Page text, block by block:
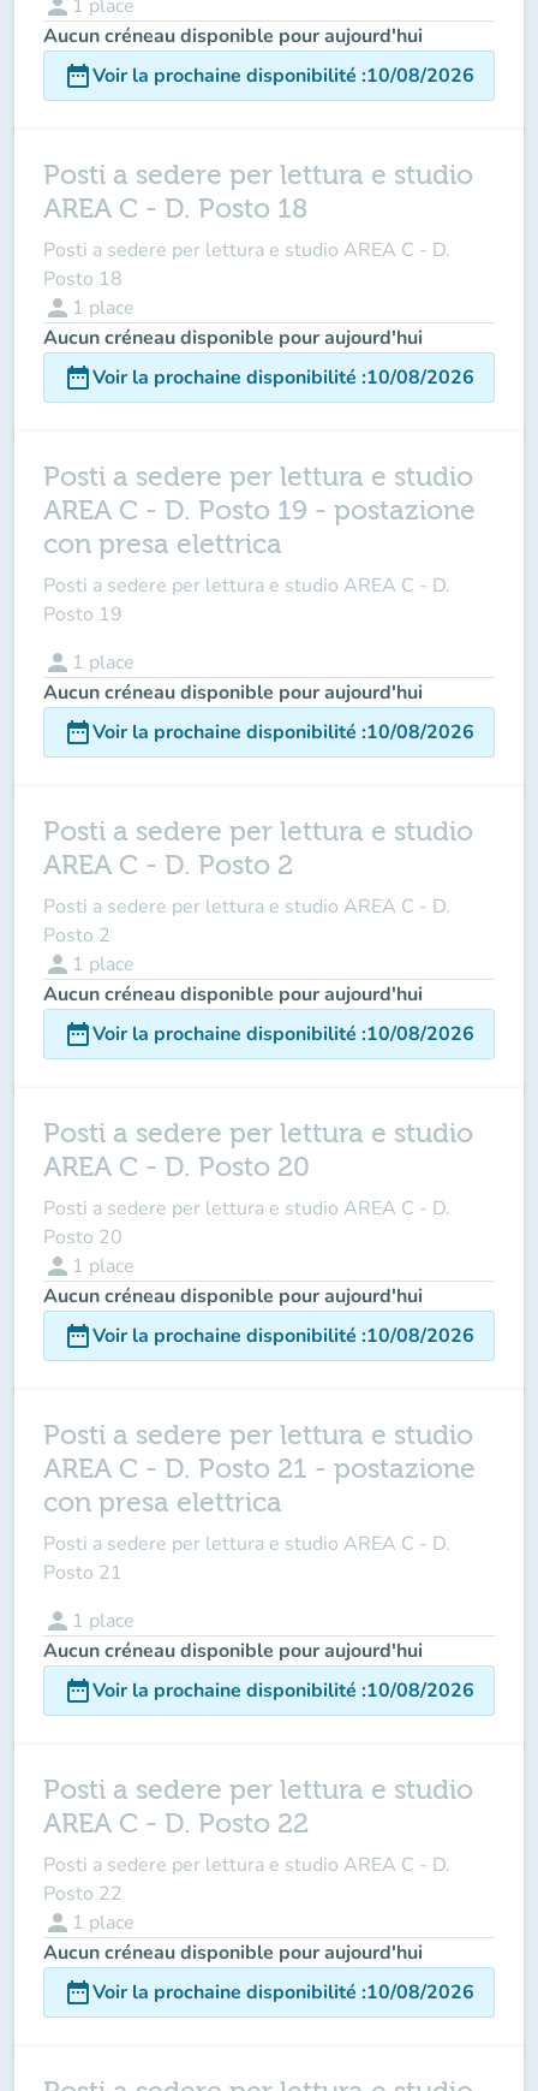
1 place
Aucun créneau disponible pour aujourd'hui
date_rangeVoir la prochaine disponibilité :10/08/2026
Posti a sedere per lettura e studio
AREA C - D. Posto 18
Posti a sedere per lettura e studio AREA C - D.
Posto 18
person 1 place
Aucun créneau disponible pour aujourd'hui
date_rangeVoir la prochaine disponibilité :10/08/2026
Posti a sedere per lettura e studio
AREA C - D. Posto 19 - postazione
con presa elettrica
Posti a sedere per lettura e studio AREA C - D.
Posto 19
person 1 place
Aucun créneau disponible pour aujourd'hui
date_rangeVoir la prochaine disponibilité :10/08/2026
Posti a sedere per lettura e studio
AREA C - D. Posto 2
Posti a sedere per lettura e studio AREA C - D.
Posto 2
person 1 place
Aucun créneau disponible pour aujourd'hui
date_rangeVoir la prochaine disponibilité :10/08/2026
Posti a sedere per lettura e studio
AREA C - D. Posto 20
Posti a sedere per lettura e studio AREA C - D.
Posto 20
person 1 place
Aucun créneau disponible pour aujourd'hui
date_rangeVoir la prochaine disponibilité :10/08/2026
Posti a sedere per lettura e studio
AREA C - D. Posto 21 - postazione
con presa elettrica
Posti a sedere per lettura e studio AREA C - D.
Posto 21
person 1 place
Aucun créneau disponible pour aujourd'hui
date_rangeVoir la prochaine disponibilité :10/08/2026
Posti a sedere per lettura e studio
AREA C - D. Posto 22
Posti a sedere per lettura e studio AREA C - D.
Posto 22
person 1 place
Aucun créneau disponible pour aujourd'hui
date_rangeVoir la prochaine disponibilité :10/08/2026